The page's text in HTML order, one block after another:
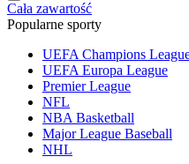
Cała zawartość
Popularne sporty
UEFA Champions
UEFA Europa League
Premier League
NFL
NBA Basketball
Major League Baseball
NHL